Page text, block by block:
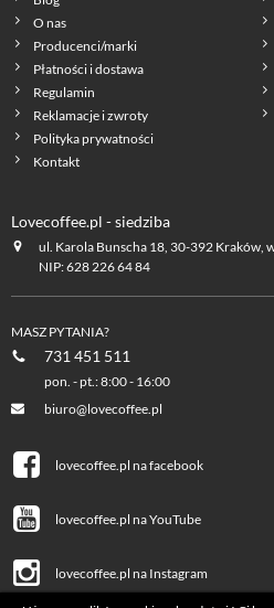
O nas
Producenci/marki
Płatności i dostawa
Regulamin
Reklamacje i zwroty
Polityka prywatności
Kontakt
Lovecoffee.pl - siedziba
ul. Karola Bunscha 18, 30-392 Kraków,
NIP: 628 226 64 84
MASZ PYTANIA?
731 451 511
pon. - pt.: 8:00 - 16:00
biuro@lovecoffee.pl
lovecoffee.pl na facebook
lovecoffee.pl na YouTube
lovecoffee.pl na Instagram